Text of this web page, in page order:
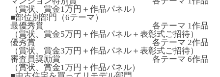
（賞状、賞金1万円＋作品パネル）
■部位別部門（6テーマ）
最優秀賞 各テーマ 1作品
（賞状、賞金5万円＋作品パネル＋表彰式ご招待）
優秀賞 各テーマ 2作品
（賞状、賞金3万円＋作品パネル＋表彰式ご招待）
審査員奨励賞 各テーマ 6作品
（賞状、賞金1万円＋作品パネル）